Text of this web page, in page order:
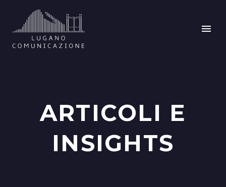
ARTICOLI E
INSIGHTS